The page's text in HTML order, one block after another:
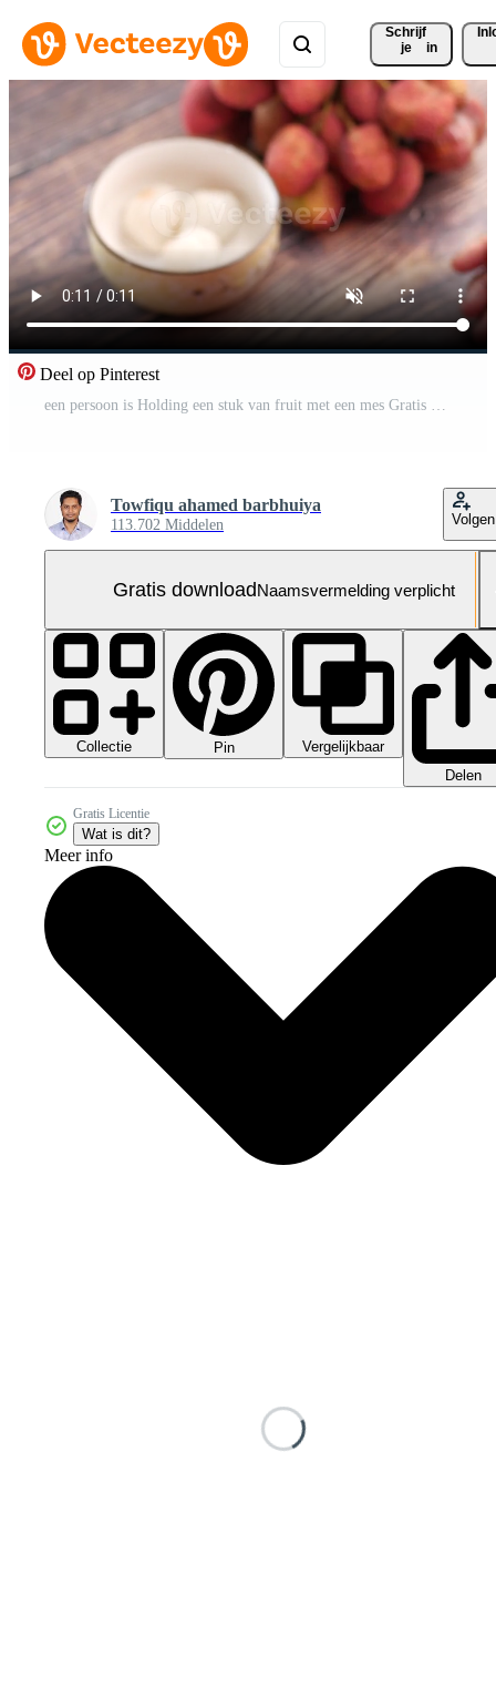
Schrijf
je
in
Deel op Pinterest
een persoon is Holding een stuk van fruit met een mes Gratis Video
Towfiqu ahamed barbhuiya
113.702 Middelen Volgen
Gratis downloadNaamsvermelding verplicht
Collectie Pin
Vergelijkbaar
Delen
Gratis Licentie
Wat is dit?
Meer info